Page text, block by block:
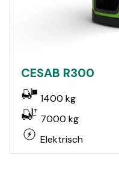
CESAB R300
1400 kg
7000 kg
Elektrisch